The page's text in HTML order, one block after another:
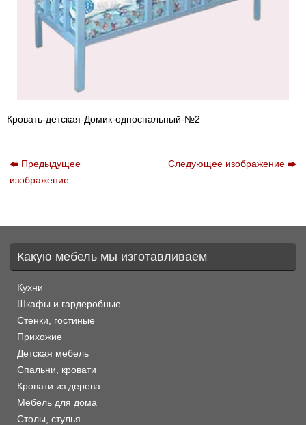
Кровать-детская-Домик-односпальный-№2
Предыдущее
изображение
Следующее изображение
Какую мебель мы изготавливаем
Кухни
Шкафы и гардеробные
Стенки, гостиные
Прихожие
Детская мебель
Спальни, кровати
Кровати из дерева
Мебель для дома
Столы, стулья